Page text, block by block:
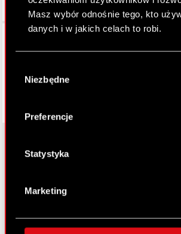
Masz wybór odnośnie tego, kto
danych i w jakich celach to robi.
lokalizacji geograficznej z
Identyfikować Twoje
analizując charakteryzującego
palca)
osobiste dane są przetwarzane
preferencje w
.
zgodę w dowolnej chwili.
zgody
Niezbędne
Preferencje
Statystyka
Marketing
Grupa Kapitałowa
Nasz biznes